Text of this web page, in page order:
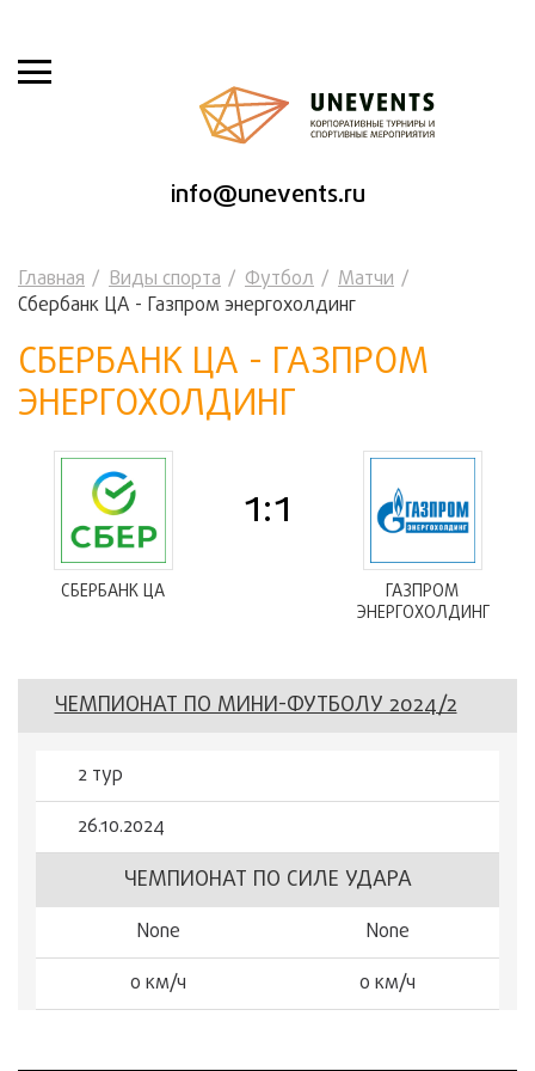
info@unevents.ru
Главная Виды спорта Футбол
Матчи
Сбербанк ЦА - Газпром энергохолдинг
СБЕРБАНК ЦА - ГАЗПРОМ
ЭНЕРГОХОЛДИНГ
СБЕРБАНК ЦА
1:1
ГАЗПРОМ
ЭНЕРГОХОЛДИНГ
ЧЕМПИОНАТ ПО МИНИ-ФУТБОЛУ 2024/2
2 тур
26.10.2024
ЧЕМПИОНАТ ПО СИЛЕ УДАРА
None
None
0 км/ч
0 км/ч